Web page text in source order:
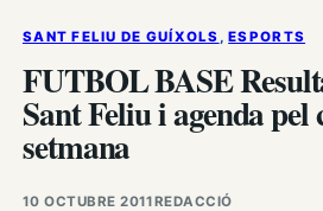
SANT FELIU DE GUÍXOLS , ESPORTS
FUTBOL BASE
Sant Feliu i agenda pel
setmana
10 OCTUBRE 2011REDACCIÓ